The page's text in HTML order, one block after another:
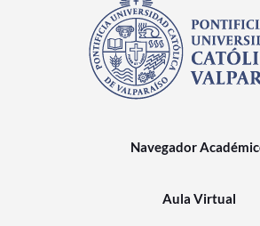
Navegador
Aula Virtual